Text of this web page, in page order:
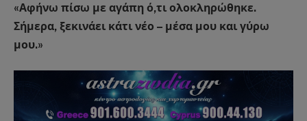
«Αφήνω πίσω με αγάπη ό,τι ολοκληρώθηκε.
Σήμερα, ξεκινάει κάτι νέο – μέσα μου και γύρω
μου.»